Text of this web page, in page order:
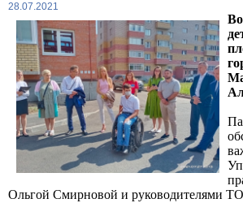
28.07.2021
Ольгой Смирновой и руководителями